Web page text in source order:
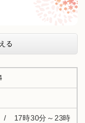
る
/ 17時30分～23時